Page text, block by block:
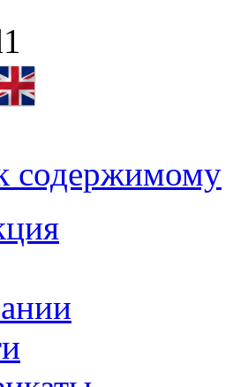
содержимому